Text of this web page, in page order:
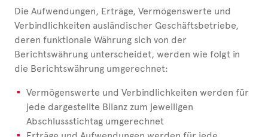
Die Aufwendungen, Erträge, Vermögenswerte und
Verbindlichkeiten ausländischer Geschäftsbetriebe,
deren funktionale Währung sich von der
Berichtswährung unterscheidet, werden wie folgt in
die Berichtswährung umgerechnet:
Vermögenswerte und Verbindlichkeiten werden für
jede dargestellte Bilanz zum jeweiligen
Abschlussstichtag umgerechnet